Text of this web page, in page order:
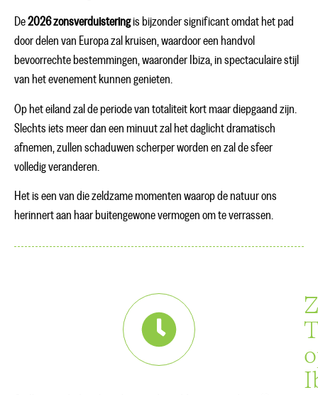
De2026 zonsverduisteringis bijzonder significant omdat het pad
door delen van Europa zal kruisen, waardoor een handvol
bevoorrechte bestemmingen, waaronder Ibiza, in spectaculaire stijl
van het evenement kunnen genieten.
Op het eiland zal de periode van totaliteit kort maar diepgaand zijn.
Slechts iets meer dan een minuut zal het daglicht dramatisch
afnemen, zullen schaduwen scherper worden en zal de sfeer
volledig veranderen.
Het is een van die zeldzame momenten waarop de natuur ons
herinnert aan haar buitengewone vermogen om te verrassen.